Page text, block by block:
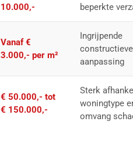
10.000,-
beperkte
Vanaf €
3.000,- per m²
Ingrijpende
constructieve
aanpassing
€ 50.000,- tot
€ 150.000,-
Sterk
woningtype
omvang